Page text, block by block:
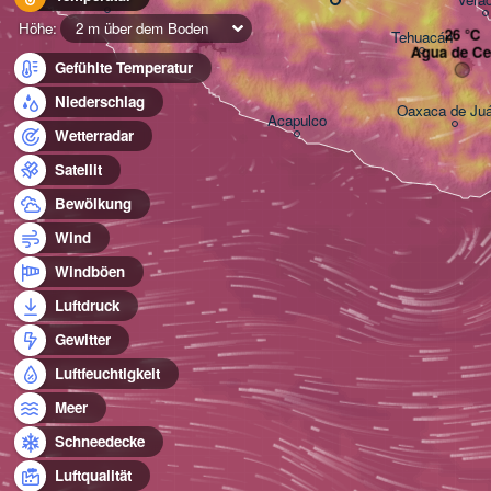
Höhe:
2 m über dem Boden
Gefühlte Temperatur
Niederschlag
Wetterradar
Satellit
Bewölkung
Wind
Windböen
Luftdruck
Gewitter
Luftfeuchtigkeit
Meer
Schneedecke
Luftqualität
Acapulco Oaxaca de
Tehuacán
Agua de